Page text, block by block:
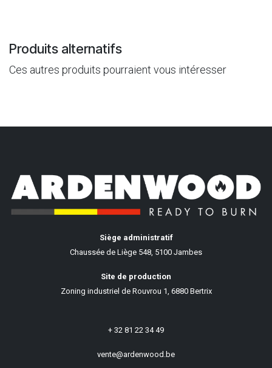
Produits alternatifs
Ces autres produits pourraient vous intéresser
Siège administratif
Chaussée de Liège 548, 5100 Jambes
Site de production
Zoning industriel de Rouvrou 1, 6880 Bertrix
+ 32 81 22 34 49
vente@ardenwood.be